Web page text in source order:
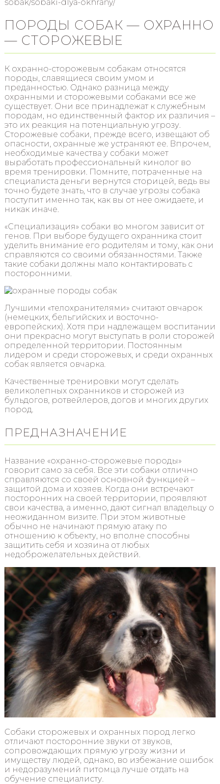
sobak/sobaki-dlya-okhrany/
ПОРОДЫ СОБАК — ОХРАННО
— СТОРОЖЕВЫЕ
К охранно-сторожевым собакам относятся
породы, славящиеся своим умом и
преданностью. Однако разница между
охранными и сторожевыми собаками все же
существует. Они все принадлежат к служебным
породам, но единственный фактор их различия –
это их реакция на потенциальную угрозу.
Сторожевые собаки, прежде всего, извещают об
опасности, охранные же устраняют ее. Впрочем,
необходимые качества у собаки может
выработать профессиональный кинолог во
время тренировки. Помните, потраченные на
специалиста деньги вернутся сторицей, ведь вы
точно будете знать, что в случае угрозы собака
поступит именно так, как вы от нее ожидаете, и
никак иначе.
«Специализация» собаки во многом зависит от
генов. При выборе будущего охранника стоит
уделить внимание его родителям и тому, как они
справляются со своими обязанностями. Также
такие собаки должны мало контактировать с
посторонними.
Лучшими «телохранителями» считают овчарок
(немецких, бельгийских и восточно-
европейских). Хотя при надлежащем воспитании
они прекрасно могут выступать в роли сторожей
определенной территории. Постоянным
лидером и среди сторожевых, и среди охранных
собак является овчарка.
Качественные тренировки могут сделать
великолепных охранников и сторожей из
бульдогов, ротвейлеров, догов и многих других
пород.
ПРЕДНАЗНАЧЕНИЕ
Название «охранно-сторожевые породы»
говорит само за себя. Все эти собаки отлично
справляются со своей основной функцией –
защитой дома и хозяев. Когда они встречают
посторонних на своей территории, проявляют
свои качества, а именно, дают сигнал владельцу о
неожиданном визите. При этом животные
обычно не начинают прямую атаку по
отношению к объекту, но вполне способны
защитить себя и хозяина от любых
недоброжелательных действий.
Собаки сторожевых и охранных пород легко
отличают посторонние звуки от звуков,
сопровождающих прямую угрозу жизни и
имуществу людей, однако, во избежание ошибок
и недоразумений питомца лучше отдать на
обучение специалисту.